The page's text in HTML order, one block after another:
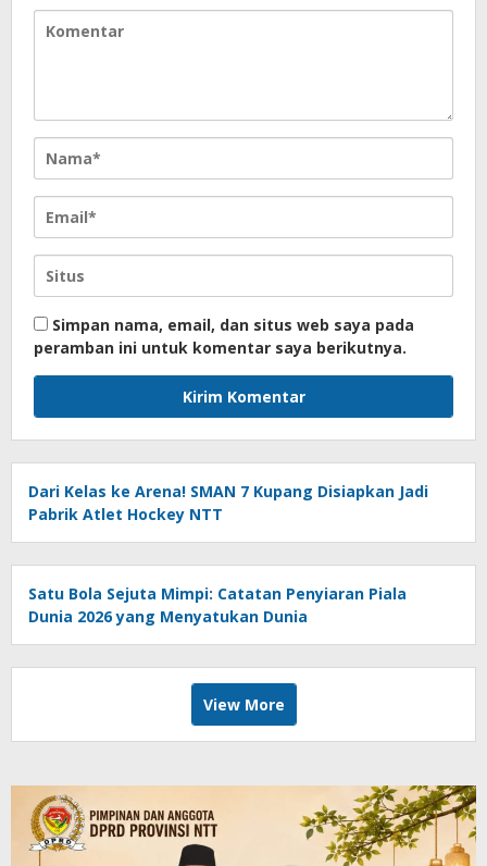
Simpan nama, email, dan situs web saya pada
peramban ini untuk komentar saya berikutnya.
Dari Kelas ke Arena! SMAN 7 Kupang Disiapkan Jadi
Pabrik Atlet Hockey NTT
Satu Bola Sejuta Mimpi: Catatan Penyiaran Piala
Dunia 2026 yang Menyatukan Dunia
View More